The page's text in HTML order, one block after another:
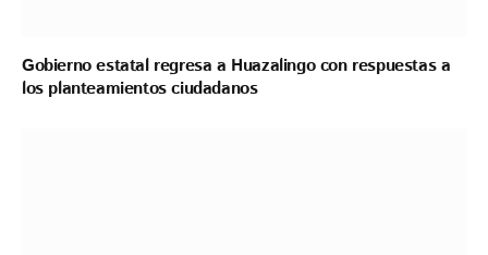
Gobierno estatal regresa a Huazalingo con respuestas a
los planteamientos ciudadanos